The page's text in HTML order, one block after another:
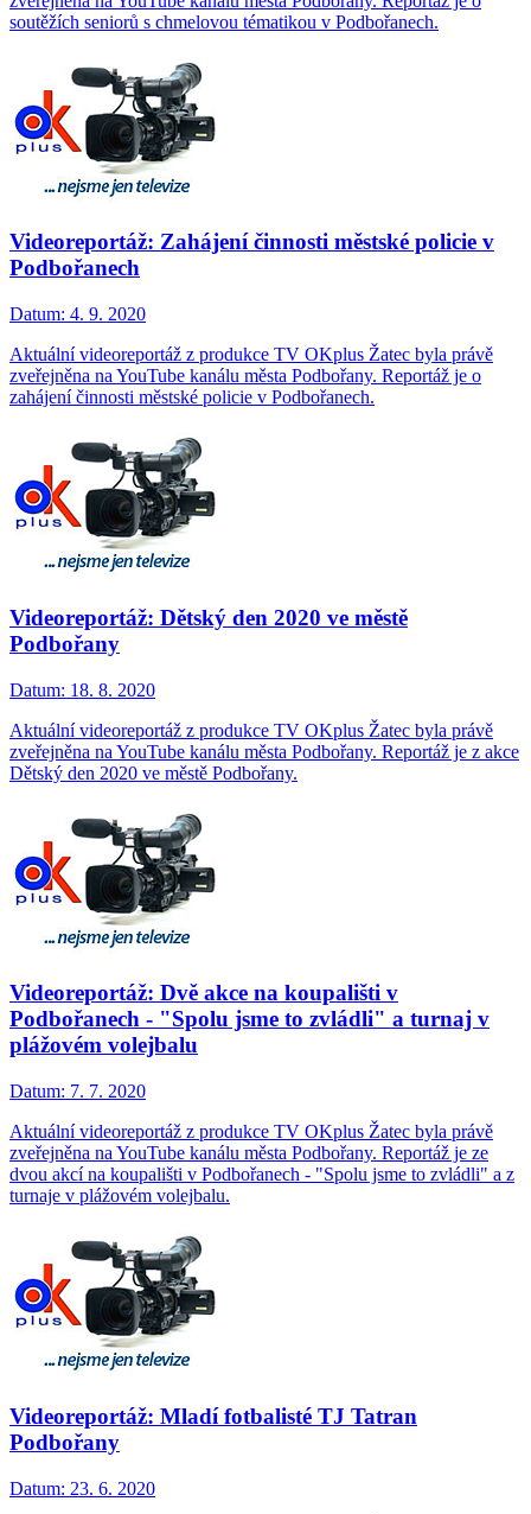
soutěžích seniorů s chmelovou tématikou v Podbořanech.
Videoreportáž: Zahájení činnosti městské policie v
Podbořanech
Datum: 4. 9. 2020
Aktuální videoreportáž z produkce TV OKplus Žatec byla právě
zveřejněna na YouTube kanálu města Podbořany. Reportáž je o
zahájení činnosti městské policie v Podbořanech.
Videoreportáž: Dětský den 2020 ve městě
Podbořany
Datum: 18. 8. 2020
Aktuální videoreportáž z produkce TV OKplus Žatec byla právě
zveřejněna na YouTube kanálu města Podbořany. Reportáž je z akce
Dětský den 2020 ve městě Podbořany.
Videoreportáž: Dvě akce na koupališti v
Podbořanech - "Spolu jsme to zvládli" a turnaj v
plážovém volejbalu
Datum: 7. 7. 2020
Aktuální videoreportáž z produkce TV OKplus Žatec byla právě
zveřejněna na YouTube kanálu města Podbořany. Reportáž je ze
dvou akcí na koupališti v Podbořanech - "Spolu jsme to zvládli" a z
turnaje v plážovém volejbalu.
Videoreportáž: Mladí fotbalisté TJ Tatran
Podbořany
Datum: 23. 6. 2020